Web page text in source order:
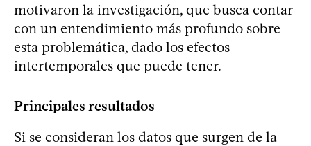
motivaron la investigación, que busca contar
con un entendimiento más profundo sobre
esta problemática, dado los efectos
intertemporales que puede tener.
Principales resultados
Si se consideran los datos que surgen de la